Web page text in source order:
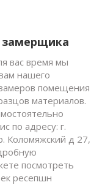
вас время мы
нашего
помещения
материалов.
по адресу: г.
Коломяжский д 27,
посмотреть
ресепшн